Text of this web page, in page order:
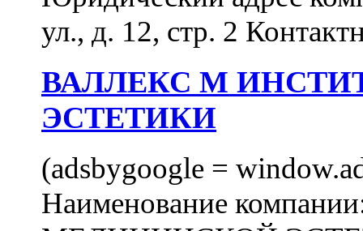
ул., д. 12, стр. 2
ВАЛЛЕКС М
ЭСТЕТИКИ
(adsbygoogle =
Наименование